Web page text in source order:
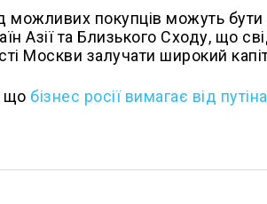
можливих покупців можуть
Азії та Близького Сходу, що
Москви залучати широкий
що бізнес росії вимагає від